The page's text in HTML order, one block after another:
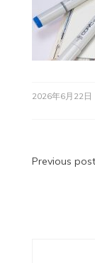
2026年6月22日
投
Previous post